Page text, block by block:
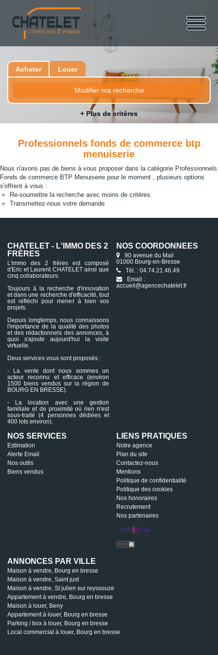
Acheter Louer
Modifier ma recherche
+ Plus de critères
Professionnels fonds de commerce btp
menuiserie
Nous n'avons pas de biens à vous proposer dans la catégorie Professionnels
Fonds de commerce BTP Menuiserie pour le moment , plusieurs options
s'offrent à vous :
Re-soumettre la recherche avec moins de critères.
Transmettez-nous votre demande
CHATELET - L'IMMO DES 2
FRÈRES
L'immo des 2 frères est composé
d'Eric et Laurent CHATELET ainsi que
cinq collaborateurs.
Toujours à la recherche d'innovation
et dans une recherche d'efficacité, tout
est réfléchi pour mener à bien vos
projets.
Depuis longtemps, nous connaissons
l'importance de la qualité des photos
et des rédactionnels des annonces, à
quoi s'ajoute aujourd'hui la visite
virtuelle.
Deux services vous sont proposés :
- La vente dont nous sommes un
acteur reconnu et efficace (environ
1500 biens vendus sur la région de
BOURG EN BRESSE).
- La location avec une gestion
familiale et de proximité où rien n'est
sous-traité (4 personnes dédiées et
400 lots environ).
NOS COORDONNÉES
90 avenue du Mail
01000 Bourg-en-Bresse
Tél. : 04.74.21.46.49
Email :
accueil@agencechatelet.fr
NOS SERVICES
Estimation
Alerte Email
Nos outils
Biens vendus
LIENS PRATIQUES
Notre agence
Plan du site
Contactez-nous
Mentions
Politique de confidentialité
Politique des cookies
Nos honoraires
Recrutement
Nos partenaires
ANNONCES PAR VILLE
Maison à vendre, Bourg en bresse
Maison à vendre, Saint just
Maison à vendre, St julien sur reyssouze
Appartement à vendre, Bourg en bresse
Maison à louer, Beny
Appartement à louer, Bourg en bresse
Parking / box à louer, Bourg en bresse
Local commercial à louer, Bourg en bresse